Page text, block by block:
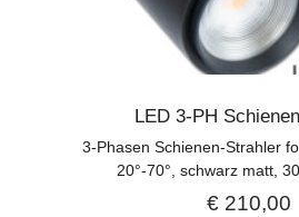
LED 3-PH
3-Phasen Schienen-Strahler
20°-70°, schwarz matt,
€210,00